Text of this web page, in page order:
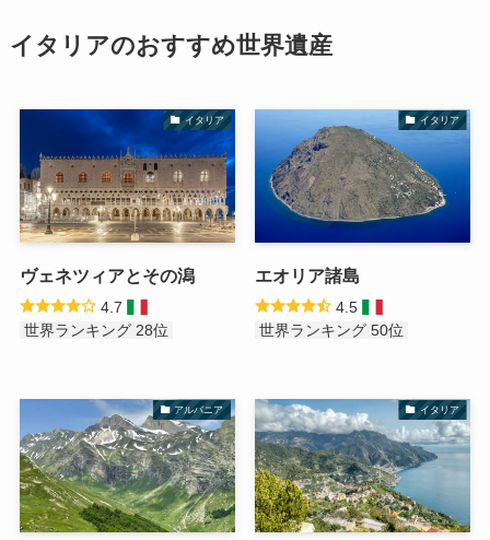
イタリアのおすすめ世界遺産
イタリア
ヴェネツィアとその潟
4.7
世界ランキング 28位
イタリア
エオリア諸島
4.5
世界ランキング 50位
アルバニア イタリア